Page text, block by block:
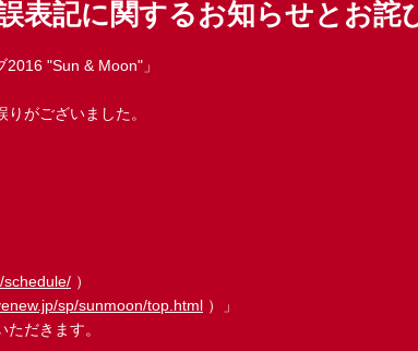
表記に関するお知らせとお詫
"Sun & Moon"」
がございました。
schedule/ ）
sp/sunmoon/top.html ）」
だきます。